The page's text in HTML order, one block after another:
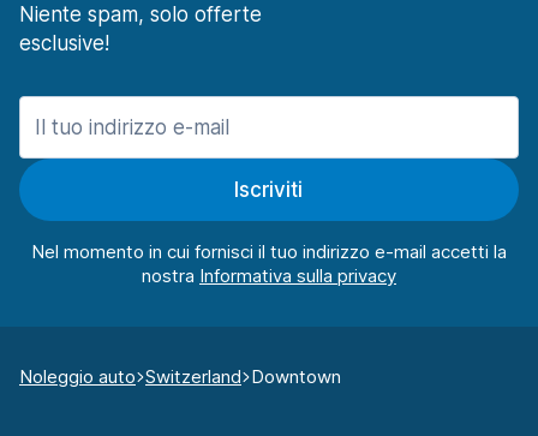
Niente spam, solo offerte
esclusive!
Iscriviti
Nel momento in cui fornisci il tuo indirizzo e-mail accetti la
nostra
Noleggio auto Switzerland Downtown